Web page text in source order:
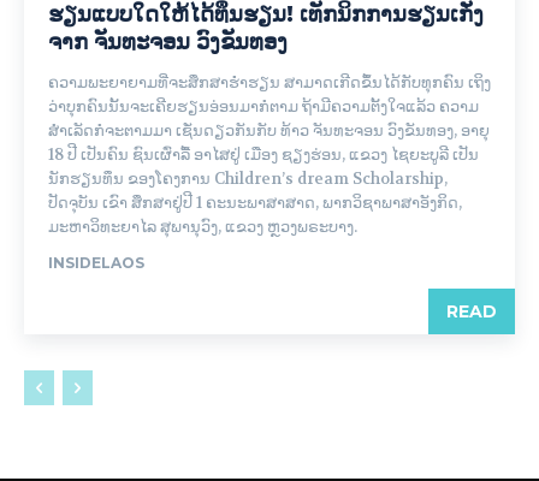
ຮຽນແບບໃດໃຫ້ໄດ້ທຶນຮຽນ! ເທັກນິກການຮຽນເກັ່ງ
ຈາກ ຈັນທະຈອນ ວົງຂັນທອງ
ຄວາມພະຍາຍາມທີ່ຈະສຶກສາຮ່ຳຮຽນ ສາມາດເກີດຂຶ້ນໄດ້ກັບທຸກຄົນ ເຖິງ
ວ່າບຸກຄົນນັ້ນຈະເຄີຍຮຽນອ່ອນມາກໍຕາມ ຖ້າມີຄວາມຕັ້ງໃຈແລ້ວ ຄວາມ
ສຳເລັດກໍຈະຕາມມາ ເຊັ່ນດຽວກັນກັບ ທ້າວ ຈັນທະຈອນ ວົງຂັນທອງ, ອາຍຸ
18 ປີ ເປັນຄົນ ຊົນເຜົ່າລື້ ອາໄສຢູ່ ເມືອງ ຊຽງຮ່ອນ, ແຂວງ ໄຊຍະບູລີ ເປັນ
ນັກຮຽນທຶນ ຂອງໂຄງການ Children’s dream Scholarship,
ປັດຈຸບັນ ເຂົາ ສຶກສາຢູ່ປີ 1 ຄະນະພາສາສາດ, ພາກວິຊາພາສາອັງກິດ,
ມະຫາວິທະຍາໄລ ສຸພານຸວົງ, ແຂວງ ຫຼວງພຣະບາງ.
INSIDELAOS
READ